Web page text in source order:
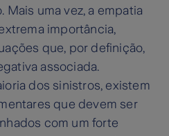
uma vez, a empatia
importância,
que, por definição,
associada.
dos sinistros, existem
que devem ser
com um forte